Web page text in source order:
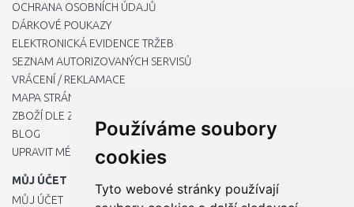
Používáme soubory
cookies
Tyto webové stránky používají
OCHRANA OSOBNÍCH ÚDAJŮ
DÁRKOVÉ POUKAZY
ELEKTRONICKÁ EVIDENCE TRŽEB
SEZNAM AUTORIZOVANÝCH SERVISŮ
VRÁCENÍ / REKLAMACE
MAPA STRÁNKY
ZBOŽÍ DLE ZNAČEK
BLOG
UPRAVIT MÉ PŘEDVOLBY COOKIES
MŮJ ÚČET
MŮJ ÚČET